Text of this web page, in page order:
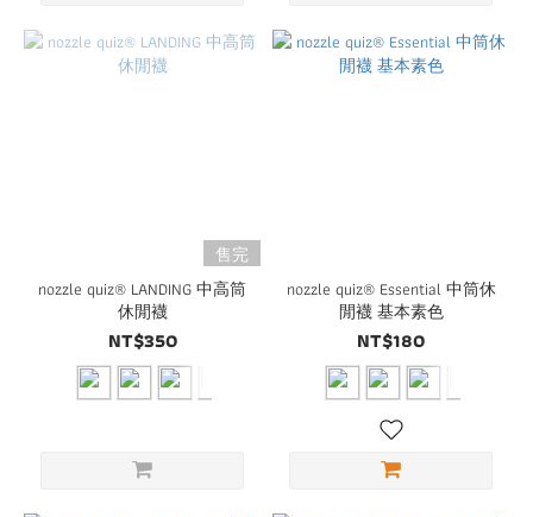
售完
nozzle quiz® LANDING 中高筒
休閒襪
NT$350
nozzle quiz® Essential 中筒休
閒襪 基本素色
NT$180